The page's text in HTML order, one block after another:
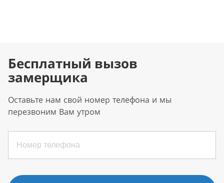
Бесплатный вызов
замерщика
Оставьте нам свой номер телефона и мы
перезвоним Вам утром